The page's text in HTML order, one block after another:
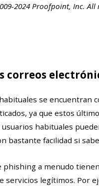
2024 Proofpoint, Inc. All
correos
se encuentran
ya que estos
habituales
bastante facilidad si
phishing a menudo
servicios legítimos. Por